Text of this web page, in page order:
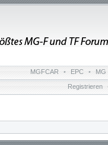
MGFCAR • EPC • MG
Registrieren